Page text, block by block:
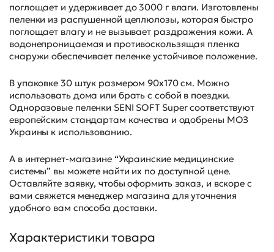
поглощает и удерживает до 3000 г влаги. Изготовлены
пеленки из распушенной целлюлозы, которая быстро
поглощает влагу и не вызывает раздражения кожи. А
водонепроницаемая и противоскользящая пленка
снаружи обеспечивает пеленке устойчивое положение.
В упаковке 30 штук размером 90х170 см. Можно
использовать дома или брать с собой в поездки.
Одноразовые пеленки SENI SOFT Super соответствуют
европейским стандартам качества и одобрены МОЗ
Украины к использованию.
А в интернет-магазине “Украинские медицинские
системы” вы можете найти их по доступной цене.
Оставляйте заявку, чтобы оформить заказ, и вскоре с
вами свяжется менеджер магазина для уточнения
удобного вам способа доставки.
Характеристики товара